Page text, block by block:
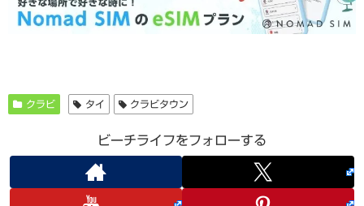
クラビ タイ クラビタウン
ビーチライフをフォローする